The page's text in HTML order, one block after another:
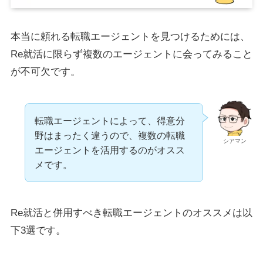
本当に頼れる転職エージェントを見つけるためには、
Re就活に限らず複数のエージェントに会ってみること
が不可欠です。
シアマン
転職エージェントによって、得意分
野はまったく違うので、複数の転職
エージェントを活用するのがオスス
メです。
Re就活と併用すべき転職エージェントのオススメは以
下3選です。